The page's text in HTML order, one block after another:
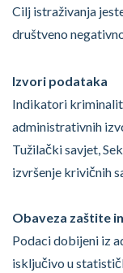
Cilj istraživanja
društveno
Izvori podataka
Indikatori
administrativnih
Tužilački savjet,
izvršenje krivičnih
Obaveza zaštite
Podaci dobijeni iz
isključivo u